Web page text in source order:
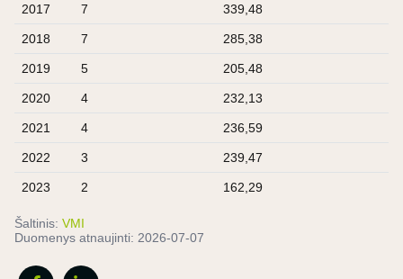
2017 7 339,48
2018 7 285,38
2019 5 205,48
2020 4 232,13
2021 4 236,59
2022 3 239,47
2023 2 162,29
Šaltinis: VMI
Duomenys atnaujinti: 2026-07-07